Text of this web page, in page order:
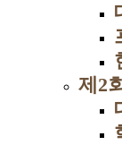
제2